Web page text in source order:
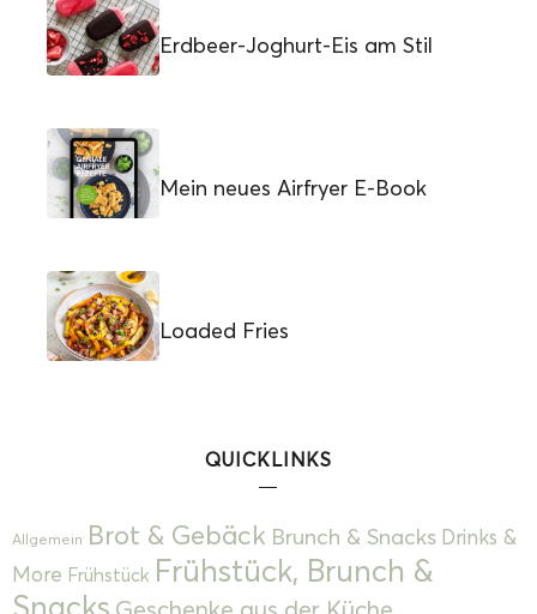
Erdbeer-Joghurt-Eis am Stil
Mein neues Airfryer E-Book
Loaded Fries
QUICKLINKS
Allgemein Brot & Gebäck Brunch & Snacks Drinks &
More Frühstück Frühstück, Brunch &